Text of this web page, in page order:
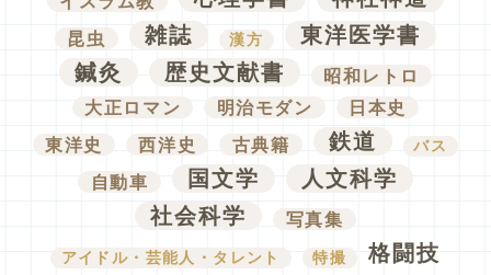
昆虫 雑誌 漢方
東洋医学書
鍼灸
歴史文献書
昭和レトロ
大正ロマン
明治モダン
日本史
東洋史
西洋史 古典籍 鉄道 バス
自動車 国文学
人文科学
社会科学
写真集
アイドル・芸能人・タレント 特撮
格闘技